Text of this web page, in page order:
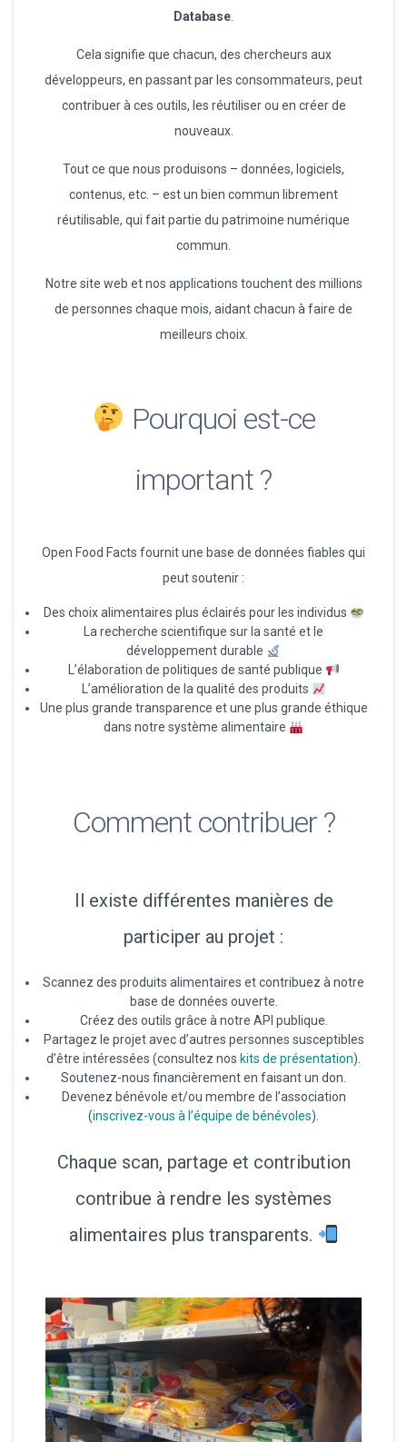
Database
Cela signifie que chacun, des chercheurs aux
développeurs, en passant par les consommateurs, peut
contribuer à ces outils, les réutiliser ou en créer de
nouveaux.
Tout ce que nous produisons – données, logiciels,
contenus, etc. – est un bien commun librement
réutilisable, qui fait partie du patrimoine numérique
commun.
Notre site web et nos applications touchent des millions
de personnes chaque mois, aidant chacun à faire de
meilleurs choix.
Pourquoi est-ce
important ?
Open Food Facts fournit une base de données fiables qui
peut soutenir :
Des choix alimentaires plus éclairés pour les individus
La recherche scientifique sur la santé et le
développement durable
L’élaboration de politiques de santé publique
L’amélioration de la qualité des produits
Une plus grande transparence et une plus grande éthique
dans notre système alimentaire
Comment contribuer ?
Il existe différentes manières de
participer au projet :
Scannez des produits alimentaires et contribuez à notre
base de données ouverte.
Créez des outils grâce à notre API publique.
Partagez le projet avec d’autres personnes susceptibles
d’être intéressées (consultez nos kits de présentation).
Soutenez-nous financièrement en faisant un don.
Devenez bénévole et/ou membre de l’association
(inscrivez-vous à l’équipe de bénévoles).
Chaque scan, partage et contribution
contribue à rendre les systèmes
alimentaires plus transparents.